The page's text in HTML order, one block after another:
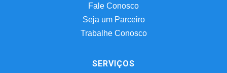
Fale Conosco
Seja um Parceiro
Trabalhe Conosco
SERVIÇOS